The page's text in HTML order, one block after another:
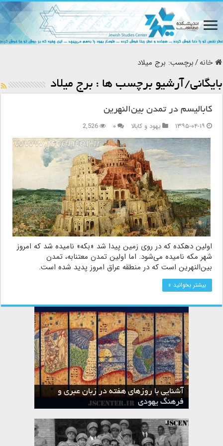
خانه/برچسب: برج میلاد
بایگانی/آرشیو برچسب ها :برج میلاد
کابالیسم در تمدن بین‌النهرین
۱۳۹۵-۰۴-۱۹
یهود و کابالا ۰ 2,526
اولین دهکده که در روی زمین پیدا شد «بکه» نامیده شد که امروز
شهر مکه نامیده می‌شود. اما اولین تمدن معتنابه، تمدن
بین‌النهرین است که در منطقه عراق امروز پدید شده است.
بیشتر بخوانید »
آشنایی با روزهای هفته در زبان عبری و
فرهنگ یهودی
ماه نیسان در تقویم عبری و میراث یهود
تقویم عبری
ماه شواط در تقویم عبری و میراث یهود
ماه طوت در تقویم عبری و میراث یهود
ماه حشوان در تقویم عبری و میراث یهود
ماه تیشری در تقویم عبری و میراث یهود
ماه الول در تقویم عبری و میراث یهود